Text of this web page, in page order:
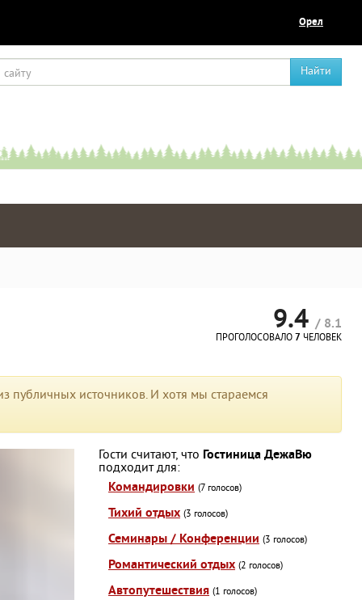
Орел
Найти
9.4 / 8.1
ПРОГОЛОСОВАЛО 7 ЧЕЛОВЕК
публичных источников. И хотя мы стараемся
Гости считают, что Гостиница ДежаВю
подходит для:
Командировки (7 голосов)
Тихий отдых (3 голосов)
Семинары / Конференции (3 голосов)
Романтический отдых (2 голосов)
Автопутешествия (1 голосов)